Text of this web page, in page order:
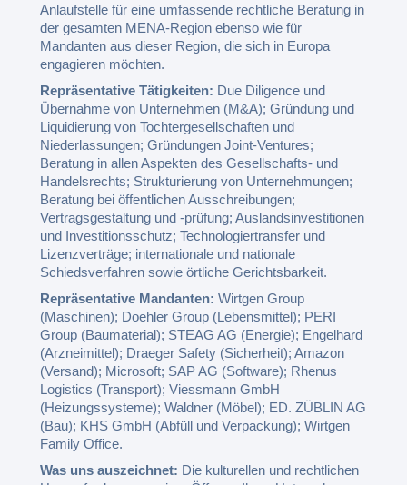
Anlaufstelle für eine umfassende rechtliche Beratung in
der gesamten MENA-Region ebenso wie für
Mandanten aus dieser Region, die sich in Europa
engagieren möchten.
Repräsentative Tätigkeiten: Due Diligence und
Übernahme von Unternehmen (M&A); Gründung und
Liquidierung von Tochtergesellschaften und
Niederlassungen; Gründungen Joint-Ventures;
Beratung in allen Aspekten des Gesellschafts- und
Handelsrechts; Strukturierung von Unternehmungen;
Beratung bei öffentlichen Ausschreibungen;
Vertragsgestaltung und -prüfung; Auslandsinvestitionen
und Investitionsschutz; Technologiertransfer und
Lizenzverträge; internationale und nationale
Schiedsverfahren sowie örtliche Gerichtsbarkeit.
Repräsentative Mandanten: Wirtgen Group
(Maschinen); Doehler Group (Lebensmittel); PERI
Group (Baumaterial); STEAG AG (Energie); Engelhard
(Arzneimittel); Draeger Safety (Sicherheit); Amazon
(Versand); Microsoft; SAP AG (Software); Rhenus
Logistics (Transport); Viessmann GmbH
(Heizungssysteme); Waldner (Möbel); ED. ZÜBLIN AG
(Bau); KHS GmbH (Abfüll und Verpackung); Wirtgen
Family Office.
Was uns auszeichnet: Die kulturellen und rechtlichen